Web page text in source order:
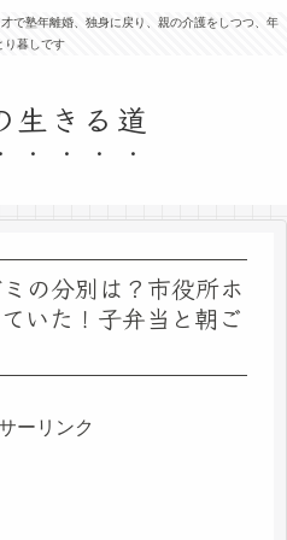
で塾年離婚、独身に戻り、親の介護をしつつ、年
り暮しです
生きる道
の分別は？市役所ホ
いた！子弁当と朝ご
ーリンク